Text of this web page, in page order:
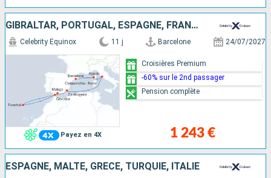
GIBRALTAR, PORTUGAL, ESPAGNE, FRANCE, ITALIE
Payez en 4X
Celebrity Equinox 11 j Barcelone 24/07/2027
1 243 €
Croisières Premium
-60% sur le 2nd passager
Pension complète
ESPAGNE, MALTE, GRÈCE, TURQUIE, ITALIE